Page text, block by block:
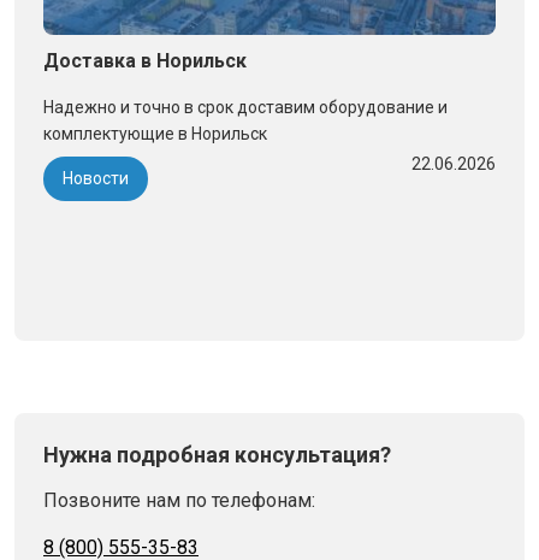
Доставка в Норильск
Надежно и точно в срок доставим оборудование и
комплектующие в Норильск
Новости
22.06.2026
Нужна подробная консультация?
Позвоните нам по телефонам:
8 (800) 555-35-83